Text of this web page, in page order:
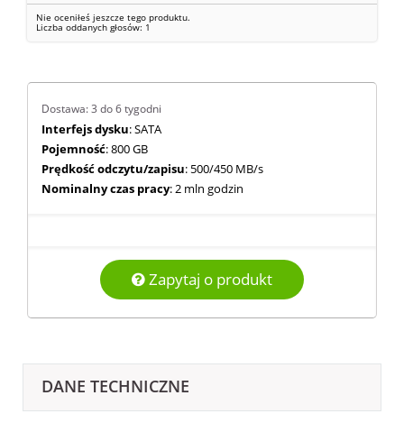
Nie oceniłeś jeszcze tego produktu.
Liczba oddanych głosów: 1
Dostawa: 3 do 6 tygodni
Interfejs dysku: SATA
Pojemność: 800 GB
Prędkość odczytu/zapisu: 500/450 MB/s
Nominalny czas pracy: 2 mln godzin
Zapytaj o produkt
DANE TECHNICZNE